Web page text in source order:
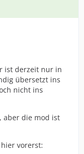
ist derzeit nur in
übersetzt ins
nicht ins
aber die mod ist
vorerst: